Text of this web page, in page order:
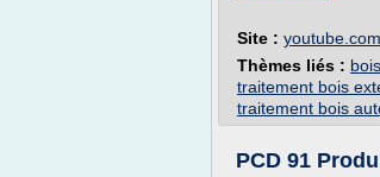
Site : youtube.com
Thèmes liés :
traitement bois
traitement bois
PCD 91